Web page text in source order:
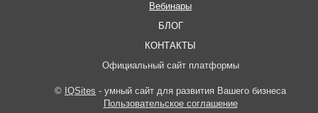
Вебинары
БЛОГ
КОНТАКТЫ
Официальный сайт платформы
© IQSites - умный сайт для развития Вашего бизнеса
Пользовательское соглашение